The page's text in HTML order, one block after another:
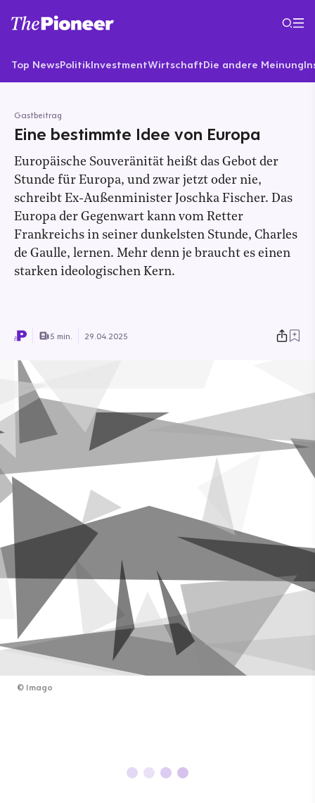
Top NewsPolitikInvestmentWirtschaftDie andere Meinung
Gastbeitrag
Eine bestimmte Idee von Europa
Europäische Souveränität heißt das Gebot der
Stunde für Europa, und zwar jetzt oder nie,
schreibt Ex-Außenminister Joschka Fischer. Das
Europa der Gegenwart kann vom Retter
Frankreichs in seiner dunkelsten Stunde, Charles
de Gaulle, lernen. Mehr denn je braucht es einen
starken ideologischen Kern.
5 min. 29.04.2025
© Imago